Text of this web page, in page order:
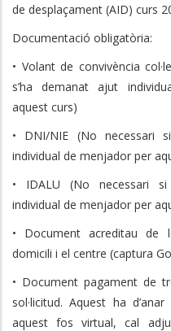
de desplaçament (AID) curs
Documentació obligatòria:
• Volant de convivència
s’ha demanat ajut
aquest curs)
• DNI/NIE (No necessari
individual de menjador per
• IDALU (No necessari
individual de menjador per
• Document acreditau de
domicili i el centre (captura
• Document pagament de
sol·licitud. Aquest ha
aquest fos virtual, cal